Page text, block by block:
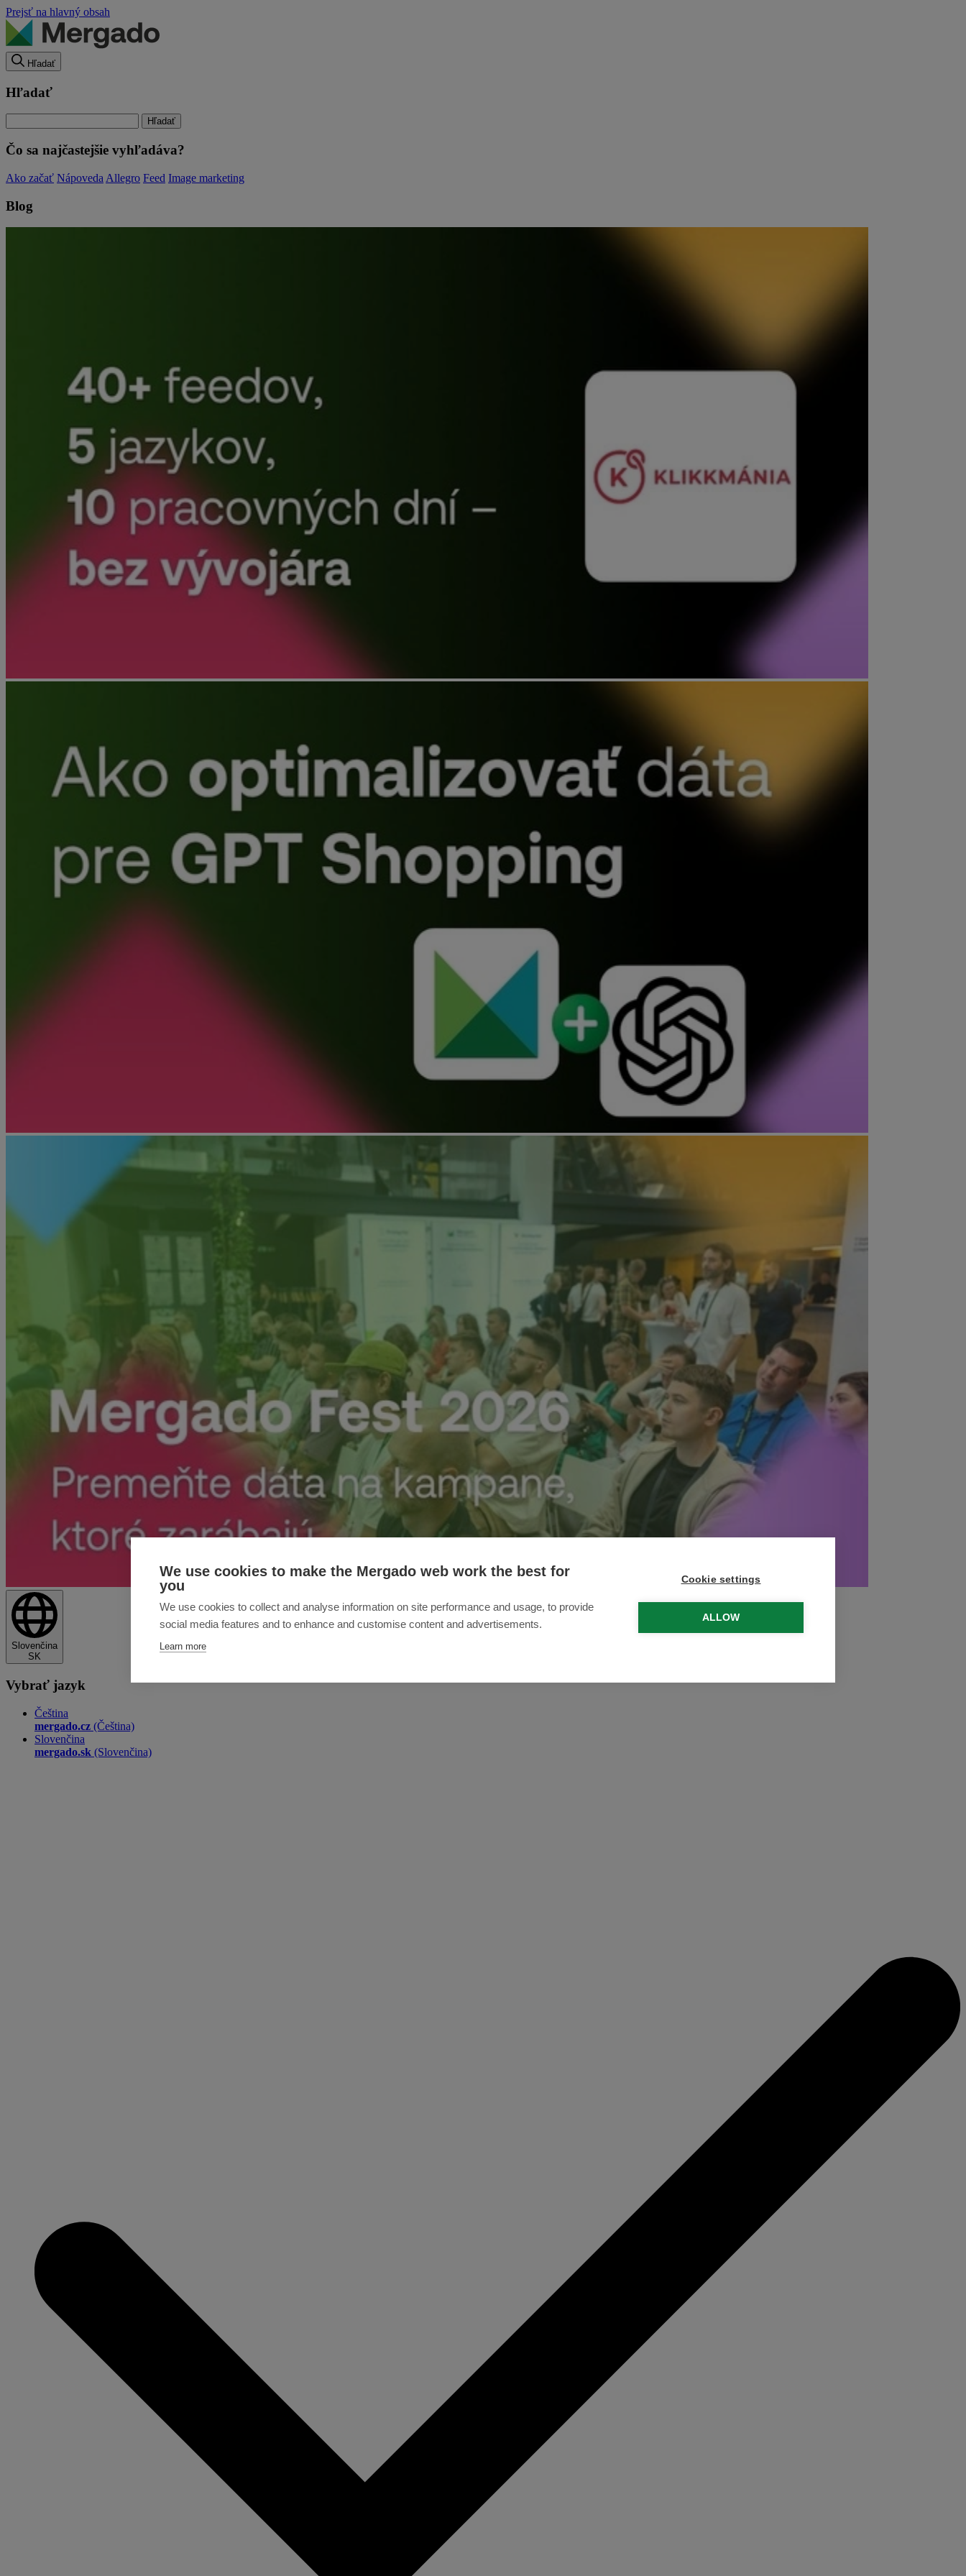
Prejsť na hlavný obsah
Hľadať
Hľadať
Čo sa najčastejšie vyhľadáva?
Ako začať Nápoveda Allegro Feed Image marketing
Blog
Slovenčina
SK
Vybrať jazyk
Čeština
mergado.cz (Čeština)
Slovenčina
mergado.sk (Slovenčina)
We use cookies to make the Mergado web work the best for
you
We use cookies to collect and analyse information on site performance and usage, to provide
social media features and to enhance and customise content and advertisements.
Learn more
Cookie settings
ALLOW